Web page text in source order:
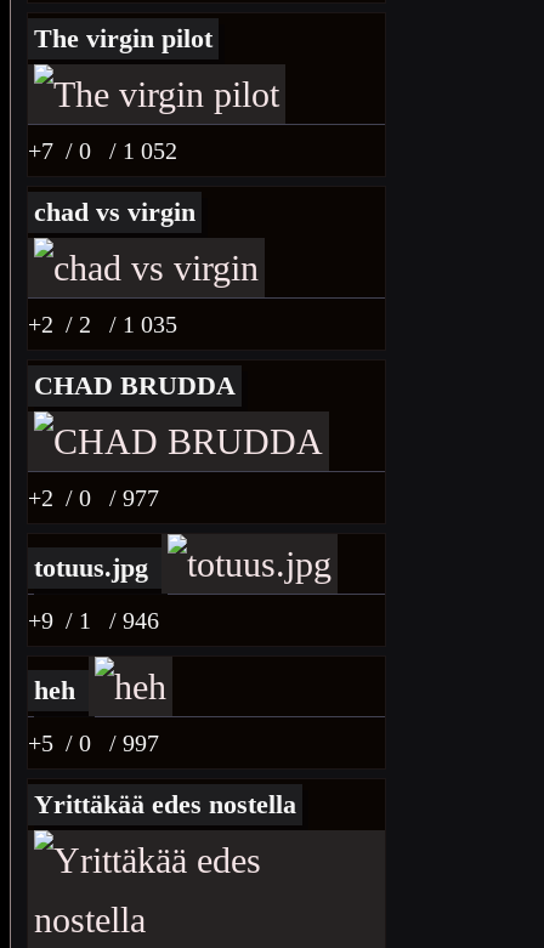
The virgin pilot
+7 / 0 / 1 052
chad vs virgin
+2 / 2 / 1 035
CHAD BRUDDA
+2 / 0 / 977
totuus.jpg
+9 / 1 / 946
heh
+5 / 0 / 997
Yrittäkää edes nostella